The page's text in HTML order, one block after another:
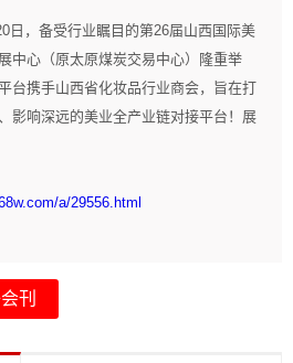
日，备受行业瞩目的第26届山西国际美
中心（原太原煤炭交易中心）隆重举
台携手山西省化妆品行业商会，旨在打
影响深远的美业全产业链对接平台！展
a/29556.html
刊